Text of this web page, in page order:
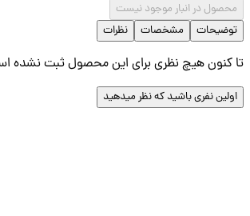
در انبار موجود نیست
مشخصات نظرات
کنون هیچ نظری برای این محصول ثبت نشده است.
نفری باشید که نظر میدهید